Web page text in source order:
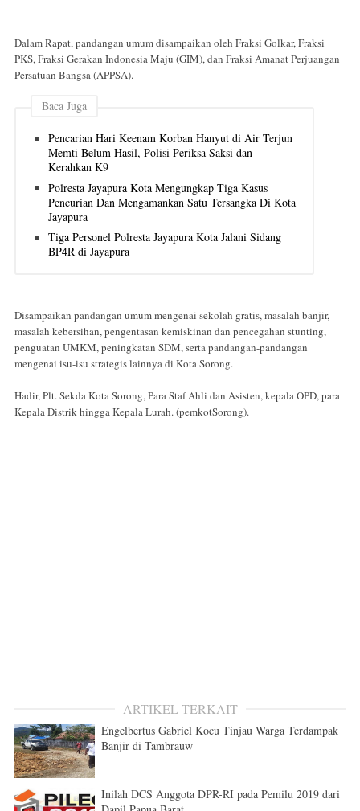
Dalam Rapat, pandangan umum disampaikan oleh Fraksi Golkar, Fraksi
PKS, Fraksi Gerakan Indonesia Maju (GIM), dan Fraksi Amanat Perjuangan
Persatuan Bangsa (APPSA).
Baca Juga
Pencarian Hari Keenam Korban Hanyut di Air Terjun
Memti Belum Hasil, Polisi Periksa Saksi dan
Kerahkan K9
Polresta Jayapura Kota Mengungkap Tiga Kasus
Pencurian Dan Mengamankan Satu Tersangka Di Kota
Jayapura
Tiga Personel Polresta Jayapura Kota Jalani Sidang
BP4R di Jayapura
Disampaikan pandangan umum mengenai sekolah gratis, masalah banjir,
masalah kebersihan, pengentasan kemiskinan dan pencegahan stunting,
penguatan UMKM, peningkatan SDM, serta pandangan-pandangan
mengenai isu-isu strategis lainnya di Kota Sorong.
Hadir, Plt. Sekda Kota Sorong, Para Staf Ahli dan Asisten, kepala OPD, para
Kepala Distrik hingga Kepala Lurah. (pemkotSorong).
ARTIKEL TERKAIT
Engelbertus Gabriel Kocu Tinjau Warga Terdampak
Banjir di Tambrauw
Inilah DCS Anggota DPR-RI pada Pemilu 2019 dari